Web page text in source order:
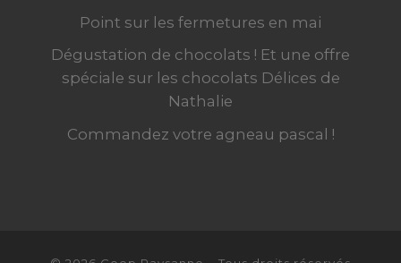
Point sur les fermetures en mai
Dégustation de chocolats ! Et une offre
spéciale sur les chocolats Délices de
Nathalie
Commandez votre agneau pascal !